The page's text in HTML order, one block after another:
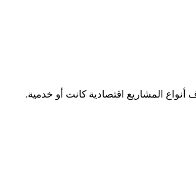
أنواع المشاريع اقتصادية كانت أو خدمية.